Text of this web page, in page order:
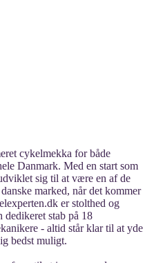
cykelmekka for både
Danmark. Med en start som
sig til at være en af de
marked, når det kommer
er stolthed og
dedikeret stab på 18
- altid står klar til at yde
bedst muligt.